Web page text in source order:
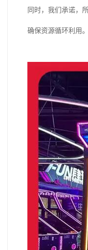
同时，我们承诺，
确保资源循环利用。